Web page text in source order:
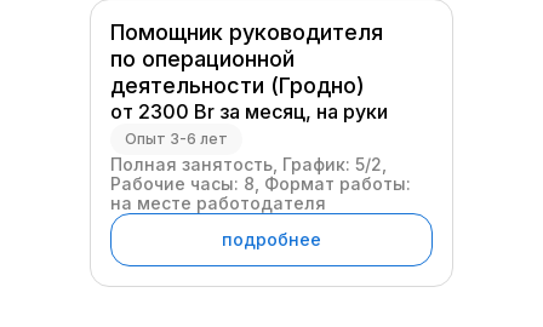
Помощник руководителя
по операционной
деятельности (Гродно)
от 2300 Br за месяц, на руки
Опыт 3-6 лет
Полная занятость, График: 5/2,
Рабочие часы: 8, Формат работы:
на месте работодателя
подробнее